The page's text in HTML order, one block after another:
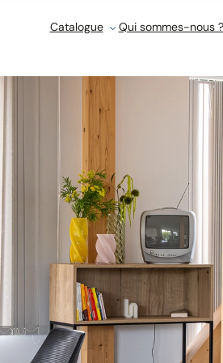
Catalogue Qui sommes-nous ?